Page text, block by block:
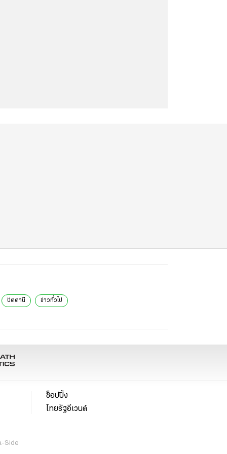
ปัตตานี ข่าวทั่วไป
Side
ช็อปปิ้ง
ไทยรัฐอีเวนต์